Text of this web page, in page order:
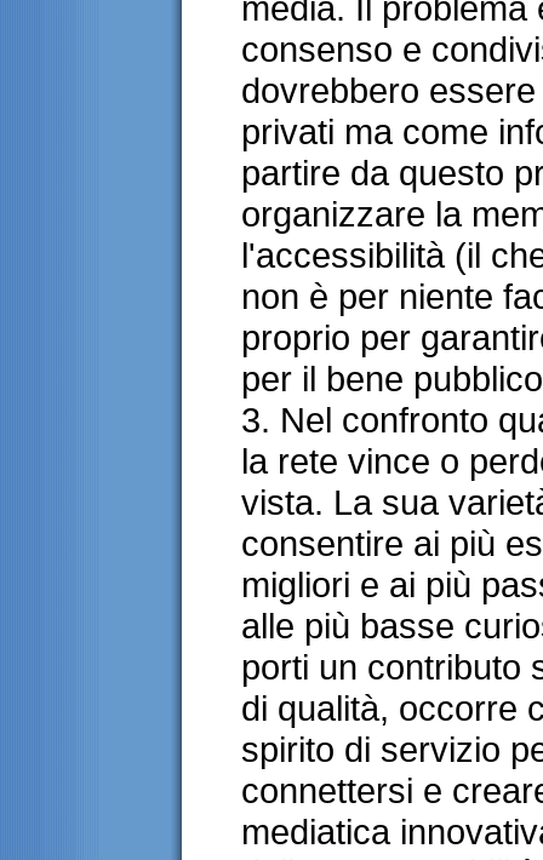
consenso e
dovrebbero
privati ma come
partire da questo
organizzare la
l'accessibilità (il
non è per niente
proprio per
per il bene
3. Nel confronto
la rete vince o
vista. La sua
consentire ai più
migliori e ai più
alle più basse
porti un contributo
di qualità, occorre
spirito di servizio
connettersi e
mediatica